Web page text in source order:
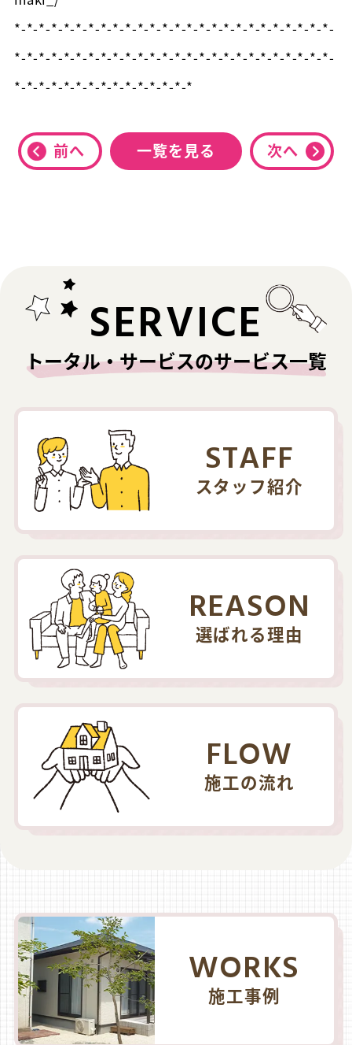
*-*-*-*-*-*-*-*-*-*-*-*-*-*-*-*-*-*-*-*-*-*-*-*-*-*-
*-*-*-*-*-*-*-*-*-*-*-*-*-*-*-*-*-*-*-*-*-*-*-*-*-*-
*-*-*-*-*-*-*-*-*-*-*-*-*-*-*
前へ 一覧を見る 次へ
SERVICE
トータル・サービスのサービス一覧
STAFF
スタッフ紹介
REASON
選ばれる理由
FLOW
施工の流れ
WORKS
施工事例